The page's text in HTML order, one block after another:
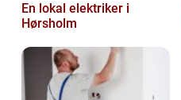
En lokal elektriker i
Hørsholm